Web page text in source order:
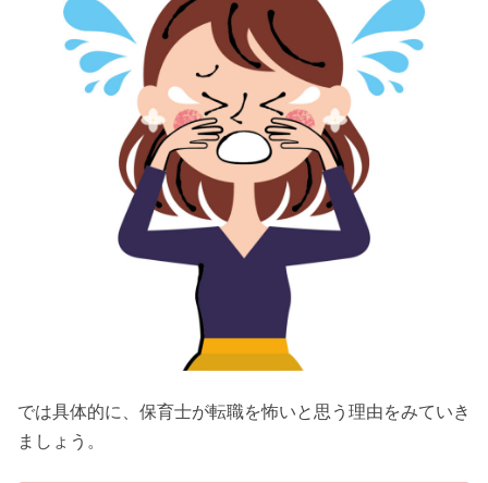
では具体的に、保育士が転職を怖いと思う理由をみていき
ましょう。